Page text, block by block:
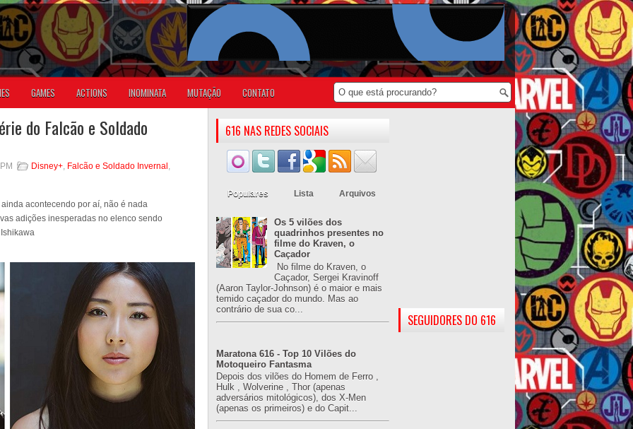
GAMES ACTIONS INOMINATA MUTAÇÃO CONTATO
do Falcão e Soldado
Disney+, Falcão e Soldado Invernal ,
acontecendo por aí, não é nada
adições inesperadas no elenco sendo
616 NAS REDES SOCIAIS
Populares Lista Arquivos
Os 5 vilões dos
quadrinhos presentes no
filme do Kraven, o
Caçador
No filme do Kraven, o
Caçador, Sergei Kravinoff
(Aaron Taylor-Johnson) é o maior e mais
temido caçador do mundo. Mas ao
contrário de sua co...
Maratona 616 - Top 10 Vilões do
Motoqueiro Fantasma
Depois dos vilões do Homem de Ferro ,
Hulk , Wolverine , Thor (apenas
adversários mitológicos), dos X-Men
(apenas os primeiros) e do Capit...
SEGUIDORES DO 616